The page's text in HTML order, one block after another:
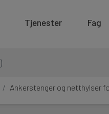
Tjenester Fag
Ankerstenger og netthylser